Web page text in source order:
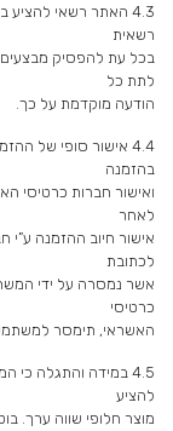
4.3 האתר רשאי
רשאית
בכל עת להפסיק
לתת כל
הודעה מוקדמת על כך.
4.4 אישור סופי של
בהזמנה
ואישור חברות כרטיסי
לאחר
אישור חיוב ההזמנה
לכתובת
אשר נמסרה על ידי
כרטיסי
האשראי, תימסר
4.5 במידה והתגלה
להציע
מוצר חלופי שווה ערך.